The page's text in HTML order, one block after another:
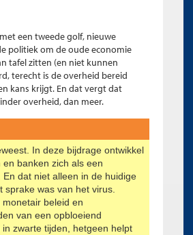
een tweede golf, nieuwe
politiek om de oude economie
tafel zitten (en niet kunnen
terecht is de overheid bereid
kans krijgt. En dat vergt dat
overheid, dan meer.
In deze bijdrage ontwikkel
en banken zich als een
dat niet alleen in de huidige
was van het virus.
beleid en
van een opbloeiend
zwarte tijden, hetgeen helpt